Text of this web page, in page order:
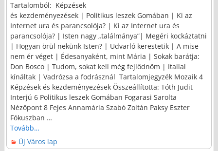
Tartalomból: Képzések
és kezdeményezések | Politikus leszek Gomában | Ki az
Internet ura és parancsolója? | Ki az Internet ura és
parancsolója? | Isten nagy „találmánya”| Megéri kockáztatni
| Hogyan örül nekünk Isten? | Udvarló kerestetik | A mise
nem ér véget | Édesanyaként, mint Mária | Sokak barátja:
Don Bosco | Tudom, sokat kell még fejlődnöm | Itallal
kínáltak | Vadrózsa a fodrásznál Tartalomjegyzék Mozaik 4
Képzések és kezdeményezések Összeállította: Tóth Judit
Interjú 6 Politikus leszek Gomában Fogarasi Sarolta
Nézőpont 8 Fejes Annamária Szabó Zoltán Paksy Eszter
Fókuszban …
Tovább…
Új Város lap